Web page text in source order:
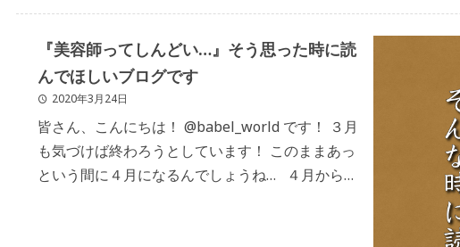
『美容師ってしんどい…』そう思った時に読
んでほしいブログです
2020年3月24日
皆さん、こんにちは！ @babel_world です！ ３月
も気づけば終わろうとしています！ このままあっ
という間に４月になるんでしょうね… ４月からは